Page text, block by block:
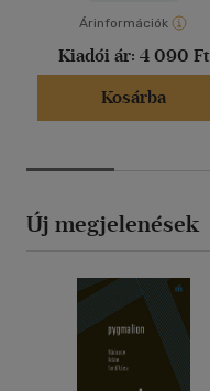
Árinformációk
Kiadói ár: 4 090 Ft
Kosárba
Új megjelenések